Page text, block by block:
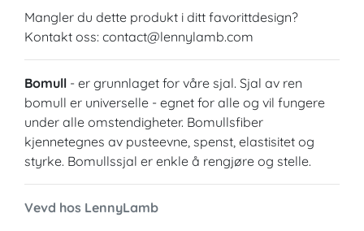
Mangler du dette produkt i ditt favorittdesign?
Kontakt oss: contact@lennylamb.com
Bomull - er grunnlaget for våre sjal. Sjal av ren
bomull er universelle - egnet for alle og vil fungere
under alle omstendigheter. Bomullsfiber
kjennetegnes av pusteevne, spenst, elastisitet og
styrke. Bomullssjal er enkle å rengjøre og stelle.
Vevd hos LennyLamb